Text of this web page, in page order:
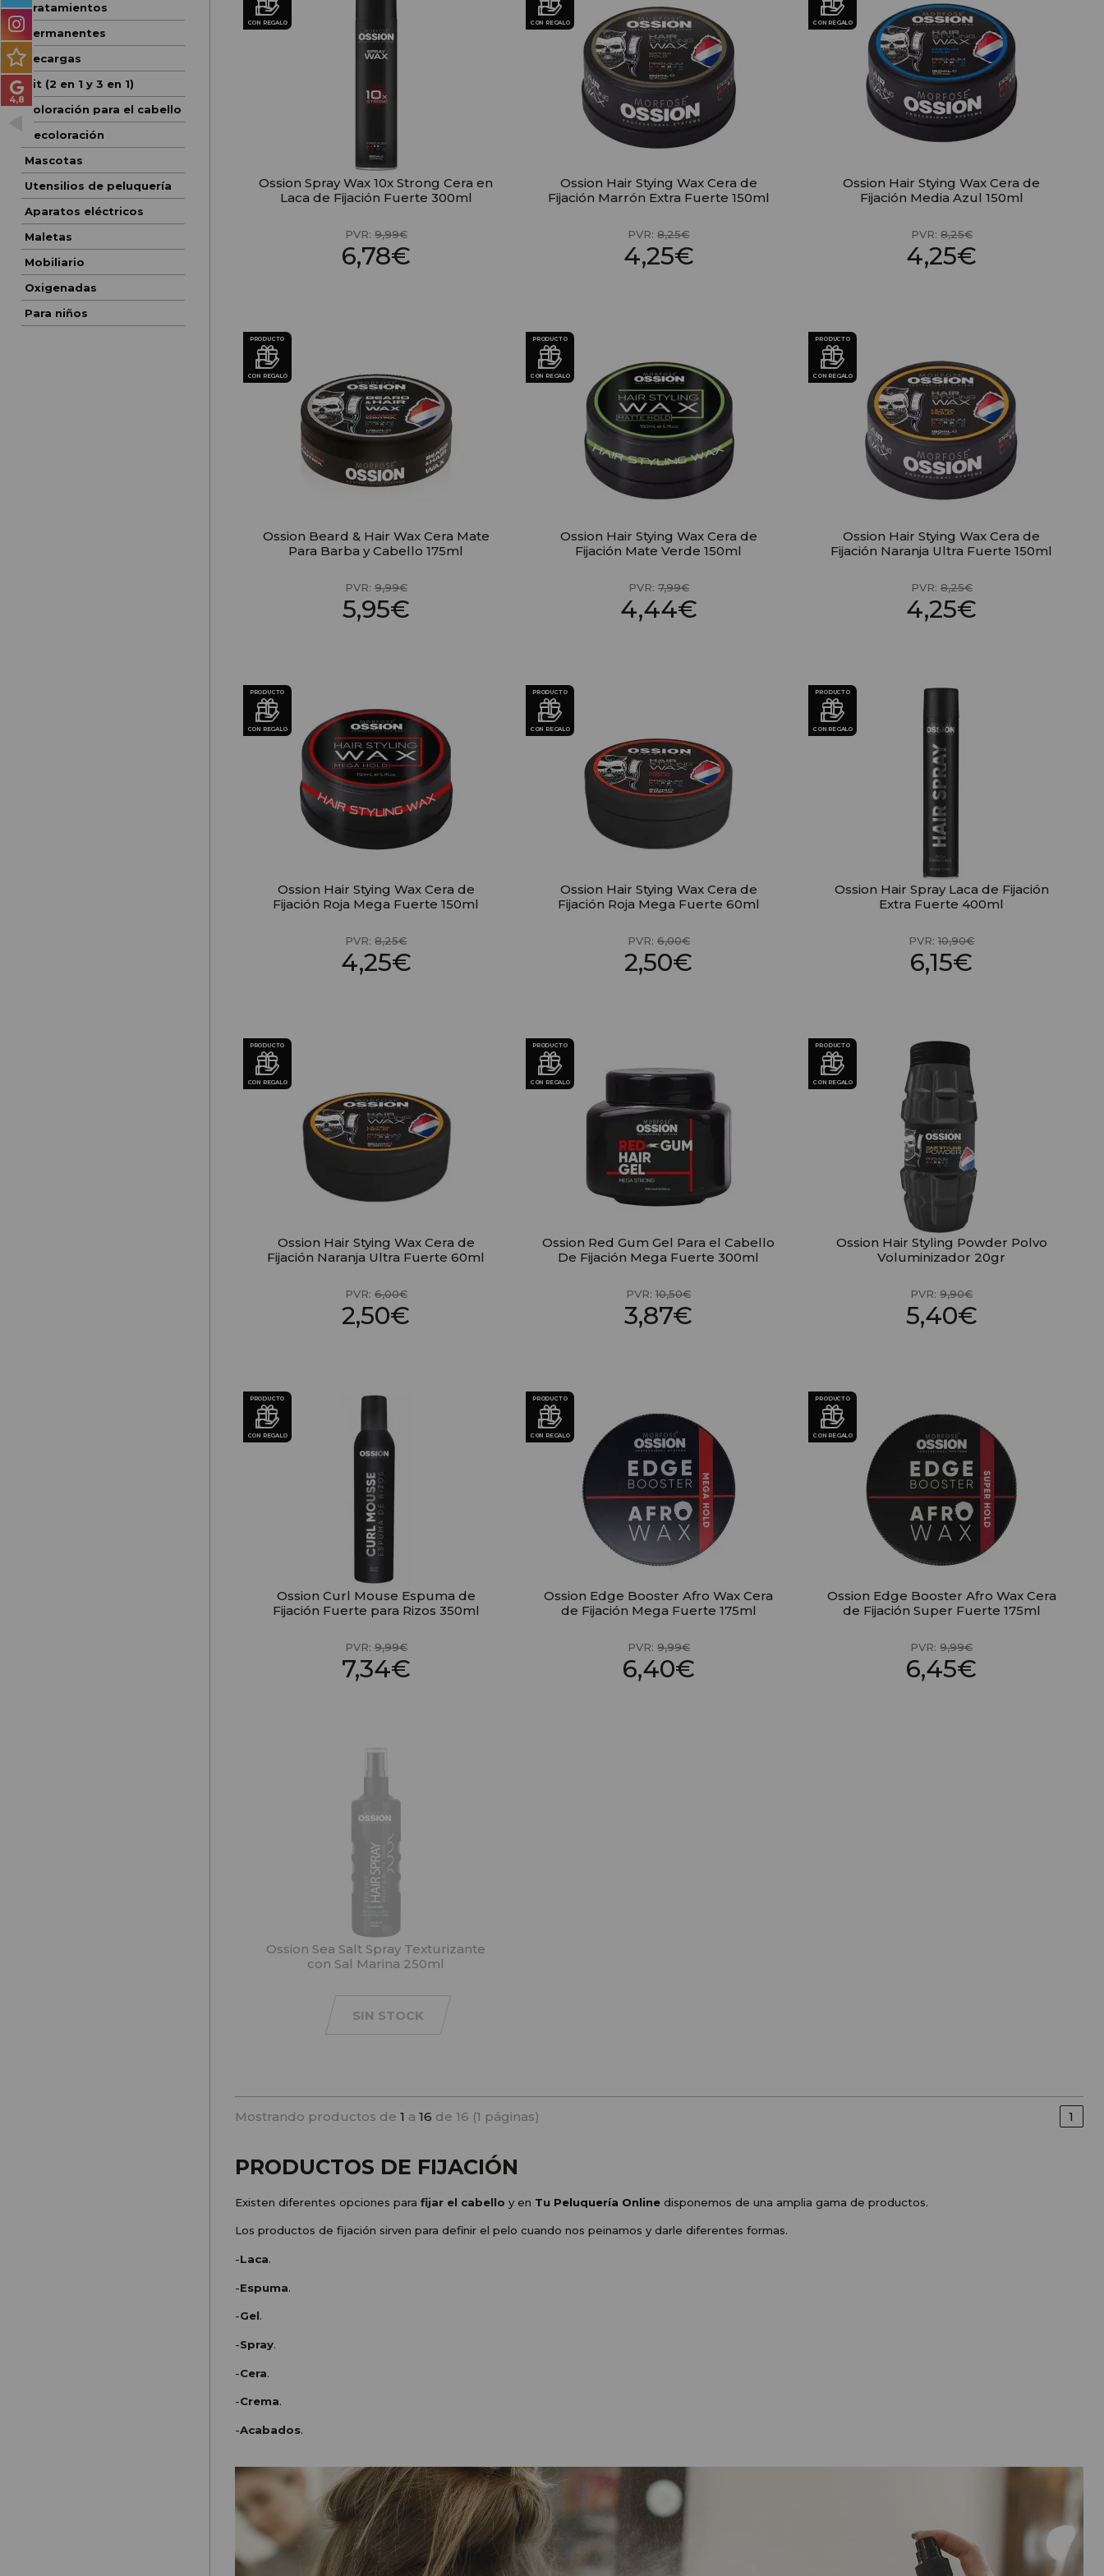
PRODUCTOS PARA
HOMBRES
MÉTODO CURLY
PACKS DE REGALO
OUTLET
BLOG
Tratamientos
Permanentes
Recargas
Kit (2 en 1 y 3 en 1)
Coloración para el cabello
Decoloración
Mascotas
Utensilios de peluquería
Aparatos eléctricos
Maletas
Mobiliario
Oxigenadas
Para niños
CON REGALO
Ossion Spray Wax 10x Strong Cera en
Laca de Fijación Fuerte 300ml
PVR:9,99€
6,78€
CON REGALO
Ossion Hair Stying Wax Cera de
Fijación Marrón Extra Fuerte 150ml
PVR:8,25€
4,25€
CON REGALO
Ossion Hair Stying Wax Cera de
Fijación Media Azul 150ml
PVR: 8,25€
4,25€
PRODUCTO
CON REGALO
Ossion Beard & Hair Wax Cera Mate
Para Barba y Cabello 175ml
PVR:9,99€
5,95€
PRODUCTO
CON REGALO
Ossion Hair Stying Wax Cera de
Fijación Mate Verde 150ml
PVR: 7,99€
4,44€
PRODUCTO
CON REGALO
Ossion Hair Stying Wax Cera de
Fijación Naranja Ultra Fuerte 150ml
PVR: 8,25€
4,25€
PRODUCTO
CON REGALO
Ossion Hair Stying Wax Cera de
Fijación Roja Mega Fuerte 150ml
PVR:8,25€
4,25€
PRODUCTO
CON REGALO
Ossion Hair Stying Wax Cera de
Fijación Roja Mega Fuerte 60ml
PVR: 6,00€
2,50€
PRODUCTO
CON REGALO
Ossion Hair Spray Laca de Fijación
Extra Fuerte 400ml
PVR:10,90€
6,15€
PRODUCTO
CON REGALO
Ossion Hair Stying Wax Cera de
Fijación Naranja Ultra Fuerte 60ml
PVR:6,00€
2,50€
PRODUCTO
CON REGALO
Ossion Red Gum Gel Para el Cabello
De Fijación Mega Fuerte 300ml
PVR:10,50€
3,87€
PRODUCTO
CON REGALO
Ossion Hair Styling Powder Polvo
Voluminizador 20gr
PVR:9,90€
5,40€
PRODUCTO
CON REGALO
Ossion Curl Mouse Espuma de
Fijación Fuerte para Rizos 350ml
PVR:9,99€
7,34€
PRODUCTO
CON REGALO
Ossion Edge Booster Afro Wax Cera
de Fijación Mega Fuerte 175ml
PVR: 9,99€
6,40€
PRODUCTO
CON REGALO
Ossion Edge Booster Afro Wax Cera
de Fijación Super Fuerte 175ml
PVR:9,99€
6,45€
Ossion Sea Salt Spray Texturizante
con Sal Marina 250ml
SIN STOCK
Mostrando productos de 1 a 16 de 16 (1 páginas) 1
PRODUCTOS DE FIJACIÓN
Existen diferentes opciones para fijar el cabello y en Tu Peluquería Online disponemos de una amplia gama de productos.
Los productos de fijación sirven para definir el pelo cuando nos peinamos y darle diferentes formas.
-Laca.
-Espuma.
-Gel.
-Spray.
-Cera.
-Crema.
-Acabados.